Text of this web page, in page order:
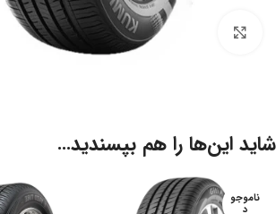
برای بزرگنمایی کلیک کنید
شاید این‌ها را هم بپسندید…
ناموجو
د